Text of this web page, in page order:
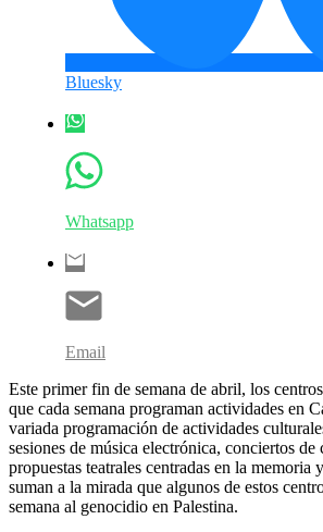
Bluesky
Whatsapp
Email
Este primer fin de semana de abril, los
que cada semana programan actividades en
variada programación de actividades
sesiones de música electrónica, conciertos
propuestas teatrales centradas en la memoria
suman a la mirada que algunos de estos
semana al genocidio en Palestina.